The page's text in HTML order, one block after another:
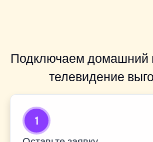
Подключаем домашний
телевидение
1